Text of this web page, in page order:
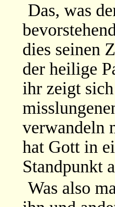
Das, was
dies seinen
der heilige
ihr zeigt
verwandeln
hat Gott in
Standpunkt
Was also